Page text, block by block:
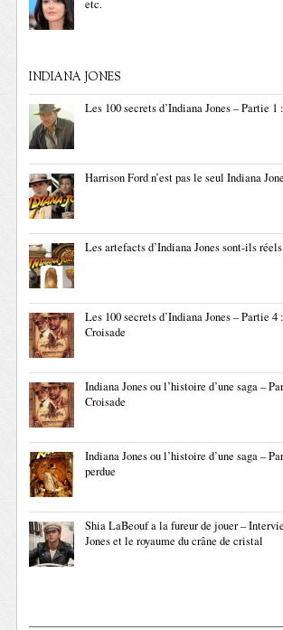
etc.
INDIANA JONES
Les 100 secrets d’Indiana Jones – Partie 1
Harrison Ford n’est pas le seul Indiana
Les artefacts d’Indiana Jones sont-ils
Les 100 secrets d’Indiana Jones – Partie
Croisade
Indiana Jones ou l’histoire d’une saga –
Croisade
Indiana Jones ou l’histoire d’une saga –
perdue
Shia LaBeouf a la fureur de jouer –
Jones et le royaume du crâne de cristal